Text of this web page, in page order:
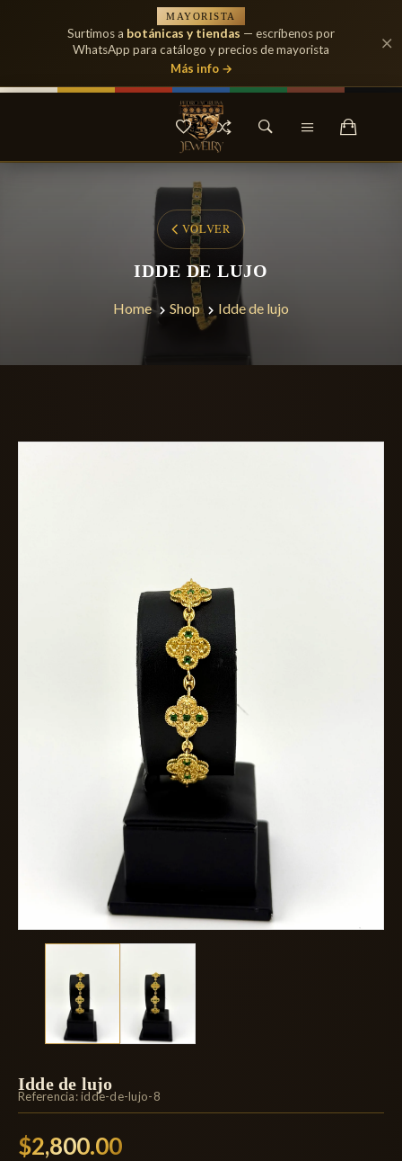
MAYORISTA
Surtimos a botánicas y tiendas — escríbenos por
WhatsApp para catálogo y precios de mayorista
Más info →
VOLVER
IDDE DE LUJO
Home Shop Idde de lujo
Idde de lujo
Referencia:idde-de-lujo-8
$2,800.00